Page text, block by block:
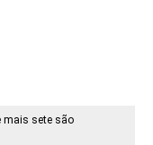
mais sete são